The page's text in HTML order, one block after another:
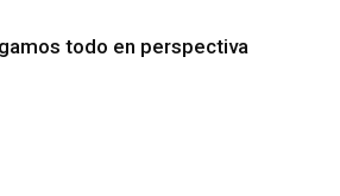
todo en perspectiva